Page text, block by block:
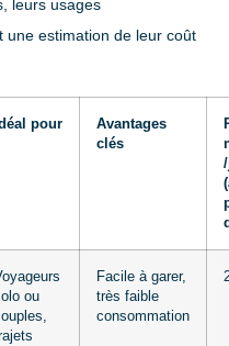
leurs usages
une estimation de leur coût
pour
Avantages
clés
ou
Facile à garer,
très faible
consommation